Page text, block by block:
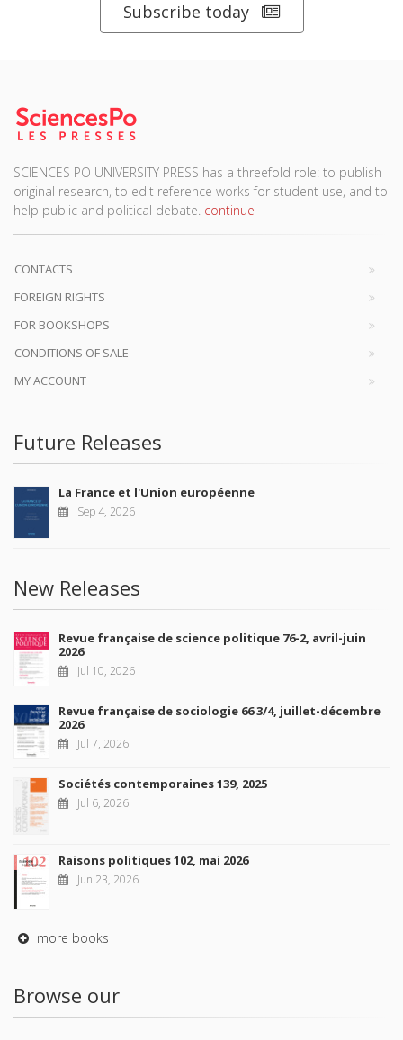
Subscribe today
SCIENCES PO UNIVERSITY PRESS has a threefold role: to publish
original research, to edit reference works for student use, and to
help public and political debate. continue
CONTACTS
FOREIGN RIGHTS
FOR BOOKSHOPS
CONDITIONS OF SALE
MY ACCOUNT
Future Releases
La France et l'Union européenne
Sep 4, 2026
New Releases
Revue française de science politique 76-2, avril-juin
2026
Jul 10, 2026
Revue française de sociologie 66 3/4, juillet-décembre
2026
Jul 7, 2026
Sociétés contemporaines 139, 2025
Jul 6, 2026
Raisons politiques 102, mai 2026
Jun 23, 2026
more books
Browse our